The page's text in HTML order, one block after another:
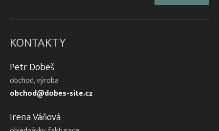
KONTAKTY
Petr Dobeš
obchod, výroba
obchod@dobes-site.cz
Irena Váňová